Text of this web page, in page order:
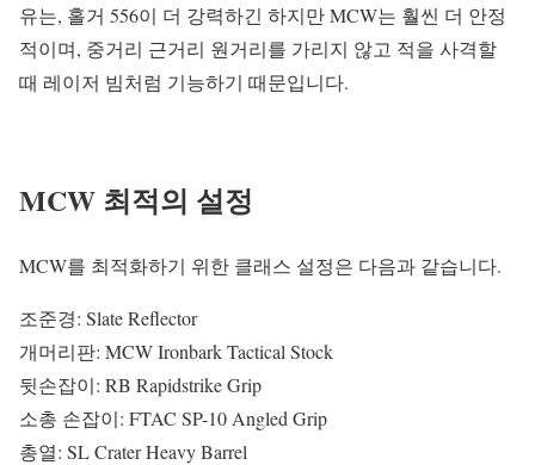
유는, 홀거 556이 더 강력하긴 하지만 MCW는 훨씬 더 안정
적이며, 중거리 근거리 원거리를 가리지 않고 적을 사격할
때 레이저 빔처럼 기능하기 때문입니다.
MCW 최적의 설정
MCW를 최적화하기 위한 클래스 설정은 다음과 같습니다.
조준경: Slate Reflector
개머리판: MCW Ironbark Tactical Stock
뒷손잡이: RB Rapidstrike Grip
소총 손잡이: FTAC SP-10 Angled Grip
총열: SL Crater Heavy Barrel